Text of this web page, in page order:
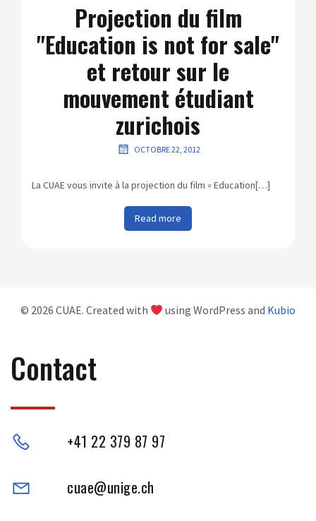
Projection du film
"Education is not for sale"
et retour sur le
mouvement étudiant
zurichois
OCTOBRE 22, 2012
La CUAE vous invite à la projection du film « Education[…]
Read more
© 2026 CUAE. Created with using WordPress and Kubio
Contact
+41 22 379 87 97
cuae@unige.ch